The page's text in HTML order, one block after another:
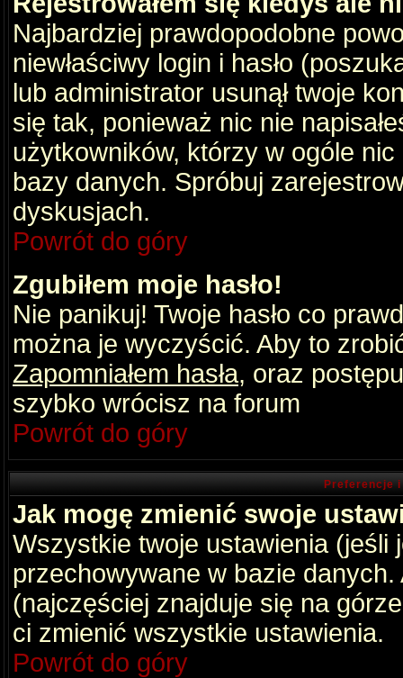
Najbardziej prawdopodobne
niewłaściwy login i hasło
lub administrator usunął twoje
się tak, ponieważ nic nie
użytkowników, którzy w ogóle
bazy danych. Spróbuj
dyskusjach.
Powrót do góry
Zgubiłem moje hasło!
Nie panikuj! Twoje hasło co
można je wyczyścić. Aby to
Zapomniałem hasła, oraz
szybko wrócisz na forum
Powrót do góry
Preferencje
Jak mogę zmienić swoje
Wszystkie twoje ustawienia (jeśli
przechowywane w bazie
(najczęściej znajduje się na
ci zmienić wszystkie ustawienia.
Powrót do góry